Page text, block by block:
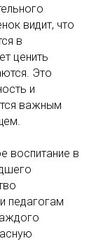
видит, что
в
ценить
Это
и
важным
воспитание в
педагогам